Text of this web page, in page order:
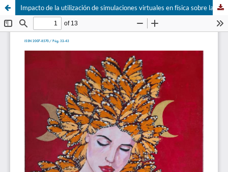
Impacto de la utilización de simulaciones virtuales en física sobre la motivación intrínseca en estudiantes de bachillerato